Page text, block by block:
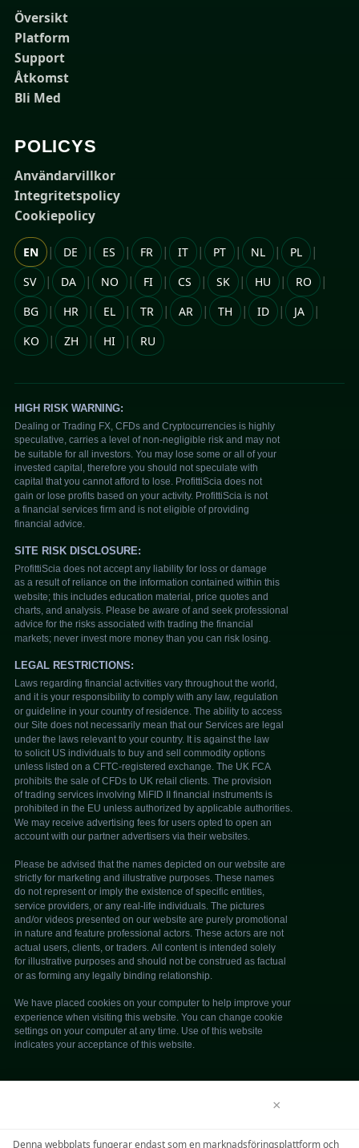
Översikt
Platform
Support
Åtkomst
Bli Med
POLICYS
Användarvillkor
Integritetspolicy
Cookiepolicy
EN | DE | ES | FR | IT | PT | NL | PL |
SV | DA | NO | FI | CS | SK | HU | RO |
BG | HR | EL | TR | AR | TH | ID | JA |
KO | ZH | HI | RU
×
Denna webbplats fungerar endast som en marknadsföringsplattform och